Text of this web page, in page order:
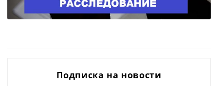
Подписка на новости